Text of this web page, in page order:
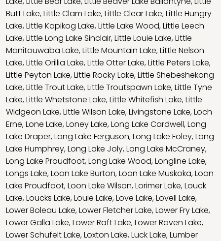
Butt Lake,Little Clam Lake,Little Clear Lake,Little Hungry
Lake,Little Kapikog Lake,Little Lake Wood,Little Leech
Lake,Little Long Lake Sinclair,Little Louie Lake,Little
Manitouwaba Lake,Little Mountain Lake,Little Nelson
Lake,Little Orillia Lake,Little Otter Lake,Little Peters Lake,
Little Peyton Lake,Little Rocky Lake,Little Shebeshekong
Lake,Little Trout Lake,Little Troutspawn Lake,Little Tyne
Lake,Little Whetstone Lake,Little Whitefish Lake,Little
Widgeon Lake,Little Wilson Lake,Livingstone Lake,Loch
Erne,Lone Lake,Loney Lake,Long Lake Cardwell,Long
Lake Draper,Long Lake Ferguson,Long Lake Foley,Long
Lake Humphrey,Long Lake Joly,Long Lake McCraney,
Long Lake Proudfoot,Long Lake Wood,Longline Lake,
Longs Lake,Loon Lake Burton,Loon Lake Muskoka,Loon
Lake Proudfoot,Loon Lake Wilson,Lorimer Lake,Louck
Lake,Loucks Lake,Louie Lake,Love Lake,Lovell Lake,
Lower Boleau Lake,Lower Fletcher Lake,Lower Fry Lake,
Lower Galla Lake,Lower Raft Lake,Lower Raven Lake,
Lower Schufelt Lake,Loxton Lake,Luck Lake,Lumber